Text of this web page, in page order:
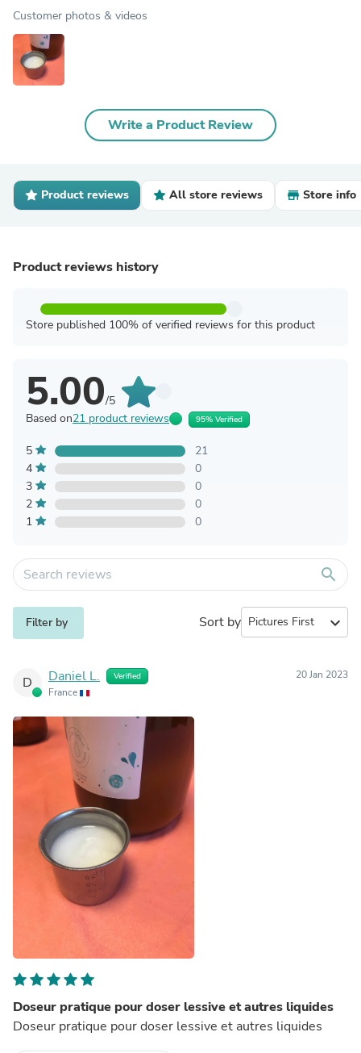
Customer photos & videos
Write a Product Review
Product reviews All store reviews Store info
Product reviews history
Store published 100% of verified reviews for this product
5.00/5
Based on21 product reviews 95% Verified
5
21
4
0
3
0
2
0
1
0
search
Filter by Sort by expand_more
D Daniel L. Verified
France
20 Jan 2023
Doseur pratique pour doser lessive et autres liquides
Doseur pratique pour doser lessive et autres liquides